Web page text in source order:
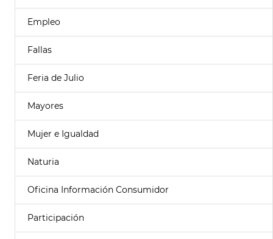
Empleo
Fallas
Feria de Julio
Mayores
Mujer e Igualdad
Naturia
Oficina Información Consumidor
Participación